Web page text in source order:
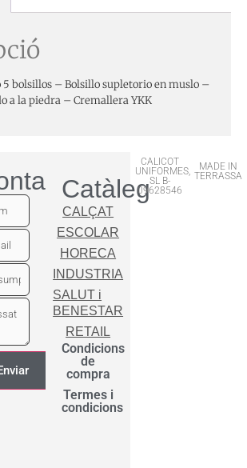
5 bolsillos – Bolsillo supletorio en muslo –
a la piedra – Cremallera YKK
Catàleg
CALÇAT
ESCOLAR
HORECA
INDUSTRIA
SALUT i
BENESTAR
RETAIL
Condicions
de
compra
Termes i
condicions
CALICOT
UNIFORMES,
SL B-
09628546
MADE IN
TERRASSA